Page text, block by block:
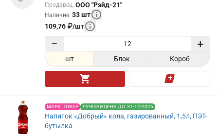
Продавец: ООО "Рэйд-21"
Наличие: 33шт
109,76 ₽/шт
− +
шт Блок Короб
МАРК. ТОВАР ЛУЧШАЯ ЦЕНА ДО: 31-12-2026
Напиток «Добрый» кола, газированный, 1,5л, ПЭТ-
бутылка